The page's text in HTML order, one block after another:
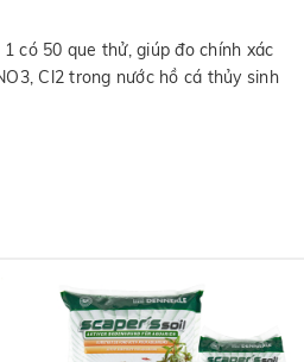
có 50 que thử, giúp đo chính xác
Cl2 trong nước hồ cá thủy sinh